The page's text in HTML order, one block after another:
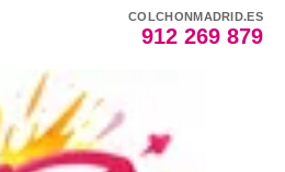
COLCHONMADRID.ES
912 269 879